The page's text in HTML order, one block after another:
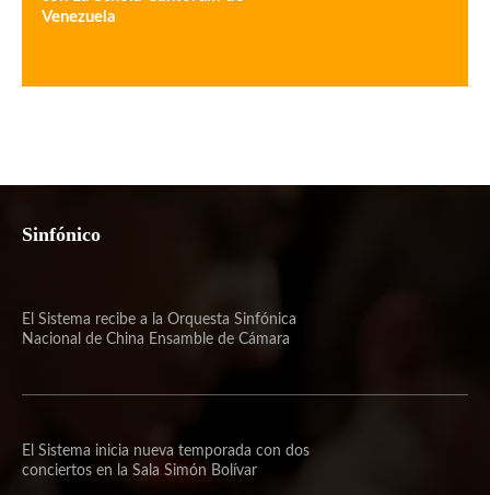
Venezuela
Sinfónico
El Sistema recibe a la Orquesta Sinfónica
Nacional de China Ensamble de Cámara
El Sistema inicia nueva temporada con dos
conciertos en la Sala Simón Bolívar